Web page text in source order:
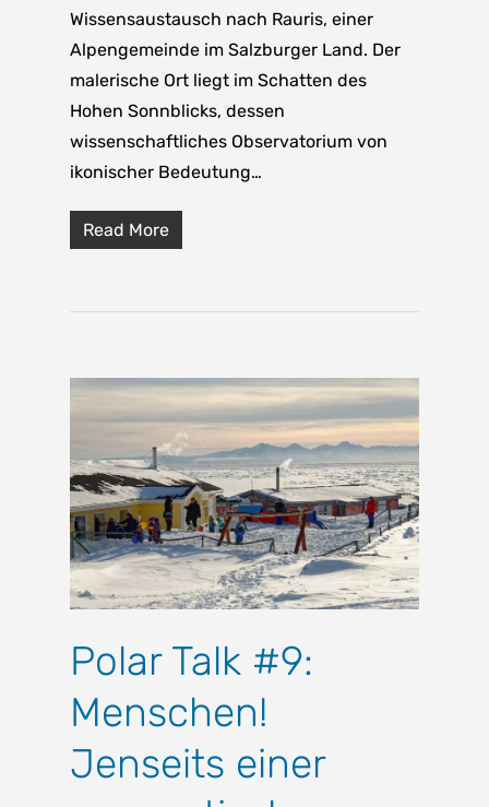
Wissensaustausch nach Rauris, einer
Alpengemeinde im Salzburger Land. Der
malerische Ort liegt im Schatten des
Hohen Sonnblicks, dessen
wissenschaftliches Observatorium von
ikonischer Bedeutung…
Read More
Polar Talk #9:
Menschen!
Jenseits einer